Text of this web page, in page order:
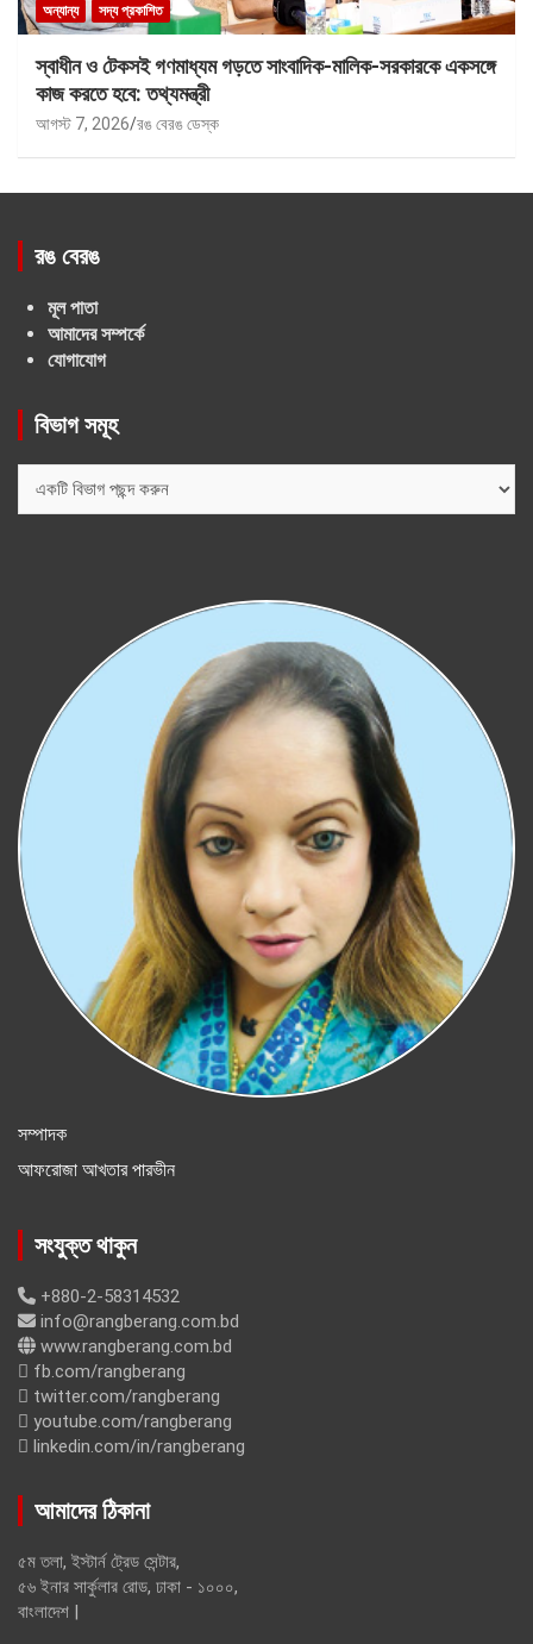
অন্যান্য সদ্য প্রকাশিত
স্বাধীন ও টেকসই গণমাধ্যম গড়তে সাংবাদিক-মালিক-সরকারকে একসঙ্গে
কাজ করতে হবে: তথ্যমন্ত্রী
আগস্ট 7, 2026 রঙ বেরঙ ডেস্ক
রঙ বেরঙ
মূল পাতা
আমাদের সম্পর্কে
যোগাযোগ
বিভাগ সমূহ
সম্পাদক
আফরোজা আখতার পারভীন
সংযুক্ত থাকুন
+880-2-58314532
info@rangberang.com.bd
www.rangberang.com.bd
fb.com/rangberang
twitter.com/rangberang
youtube.com/rangberang
linkedin.com/in/rangberang
আমাদের ঠিকানা
৫ম তলা, ইস্টার্ন ট্রেড সেন্টার,
৫৬ ইনার সার্কুলার রোড, ঢাকা - ১০০০,
বাংলাদেশ |